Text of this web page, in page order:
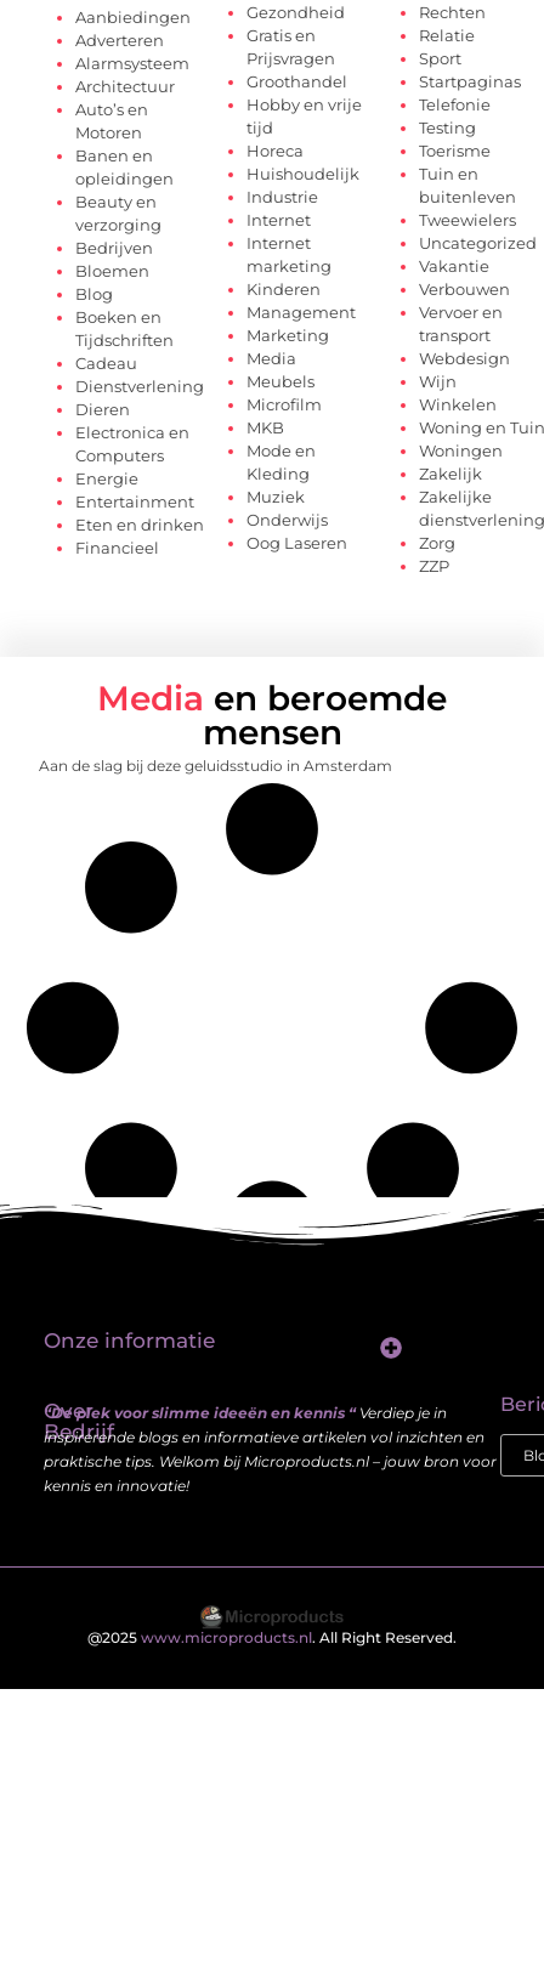
Aanbiedingen
Adverteren
Alarmsysteem
Architectuur
Auto’s en
Motoren
Banen en
opleidingen
Beauty en
verzorging
Bedrijven
Bloemen
Blog
Boeken en
Tijdschriften
Cadeau
Dienstverlening
Dieren
Electronica en
Computers
Energie
Entertainment
Eten en drinken
Financieel
Gezondheid
Gratis en
Prijsvragen
Groothandel
Hobby en vrije
tijd
Horeca
Huishoudelijk
Industrie
Internet
Internet
marketing
Kinderen
Management
Marketing
Media
Meubels
Microfilm
MKB
Mode en
Kleding
Muziek
Onderwijs
Oog Laseren
Rechten
Relatie
Sport
Startpaginas
Telefonie
Testing
Toerisme
Tuin en
buitenleven
Tweewielers
Uncategorized
Vakantie
Verbouwen
Vervoer en
transport
Webdesign
Wijn
Winkelen
Woning en Tuin
Woningen
Zakelijk
Zakelijke
dienstverlening
Zorg
ZZP
Media en beroemde
mensen
Aan de slag bij deze geluidsstudio in Amsterdam
Over
Bedrijf
“De plek voor slimme ideeën en kennis “Verdiep je in
inspirerende blogs en informatieve artikelen vol inzichten en
praktische tips. Welkom bij Microproducts.nl – jouw bron voor
kennis en innovatie!
Onze informatie
@2025 www.microproducts.nl. All Right Reserved.